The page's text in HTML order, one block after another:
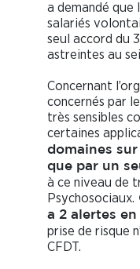
a demandé
salariés
seul accord du
astreintes au
Concernant
concernés par
très sensibles
certaines
domaines
que par un
à ce niveau de
Psychosociaux.
a 2 alertes en
prise de risque
CFDT.